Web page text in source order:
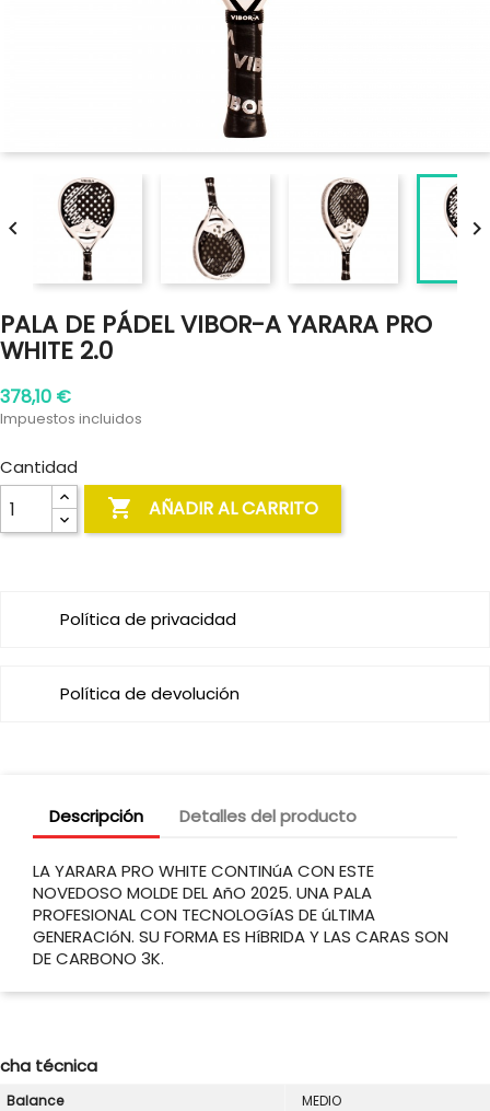
 
PALA DE PÁDEL VIBOR-A YARARA PRO
WHITE 2.0
378,10 €
Impuestos incluidos
Cantidad
 AÑADIR AL CARRITO
Política de privacidad
Política de devolución
Descripción Detalles del producto
LA YARARA PRO WHITE CONTINúA CON ESTE
NOVEDOSO MOLDE DEL AñO 2025. UNA PALA
PROFESIONAL CON TECNOLOGíAS DE úLTIMA
GENERACIóN. SU FORMA ES HíBRIDA Y LAS CARAS SON
DE CARBONO 3K.
técnica
Balance
MEDIO